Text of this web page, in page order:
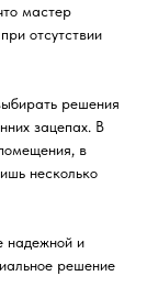
мастер
отсутствии
решения
зацепах. В
в
несколько
надежной и
решение